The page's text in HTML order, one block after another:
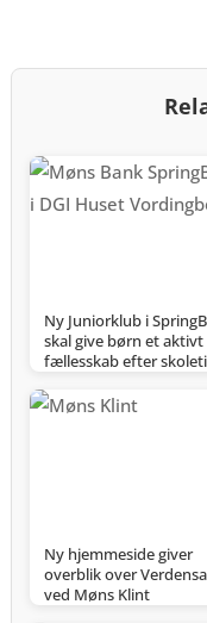
Ny Juniorklub i
skal give børn et aktivt
fællesskab efter
Ny hjemmeside giver
overblik over
ved Møns Klint